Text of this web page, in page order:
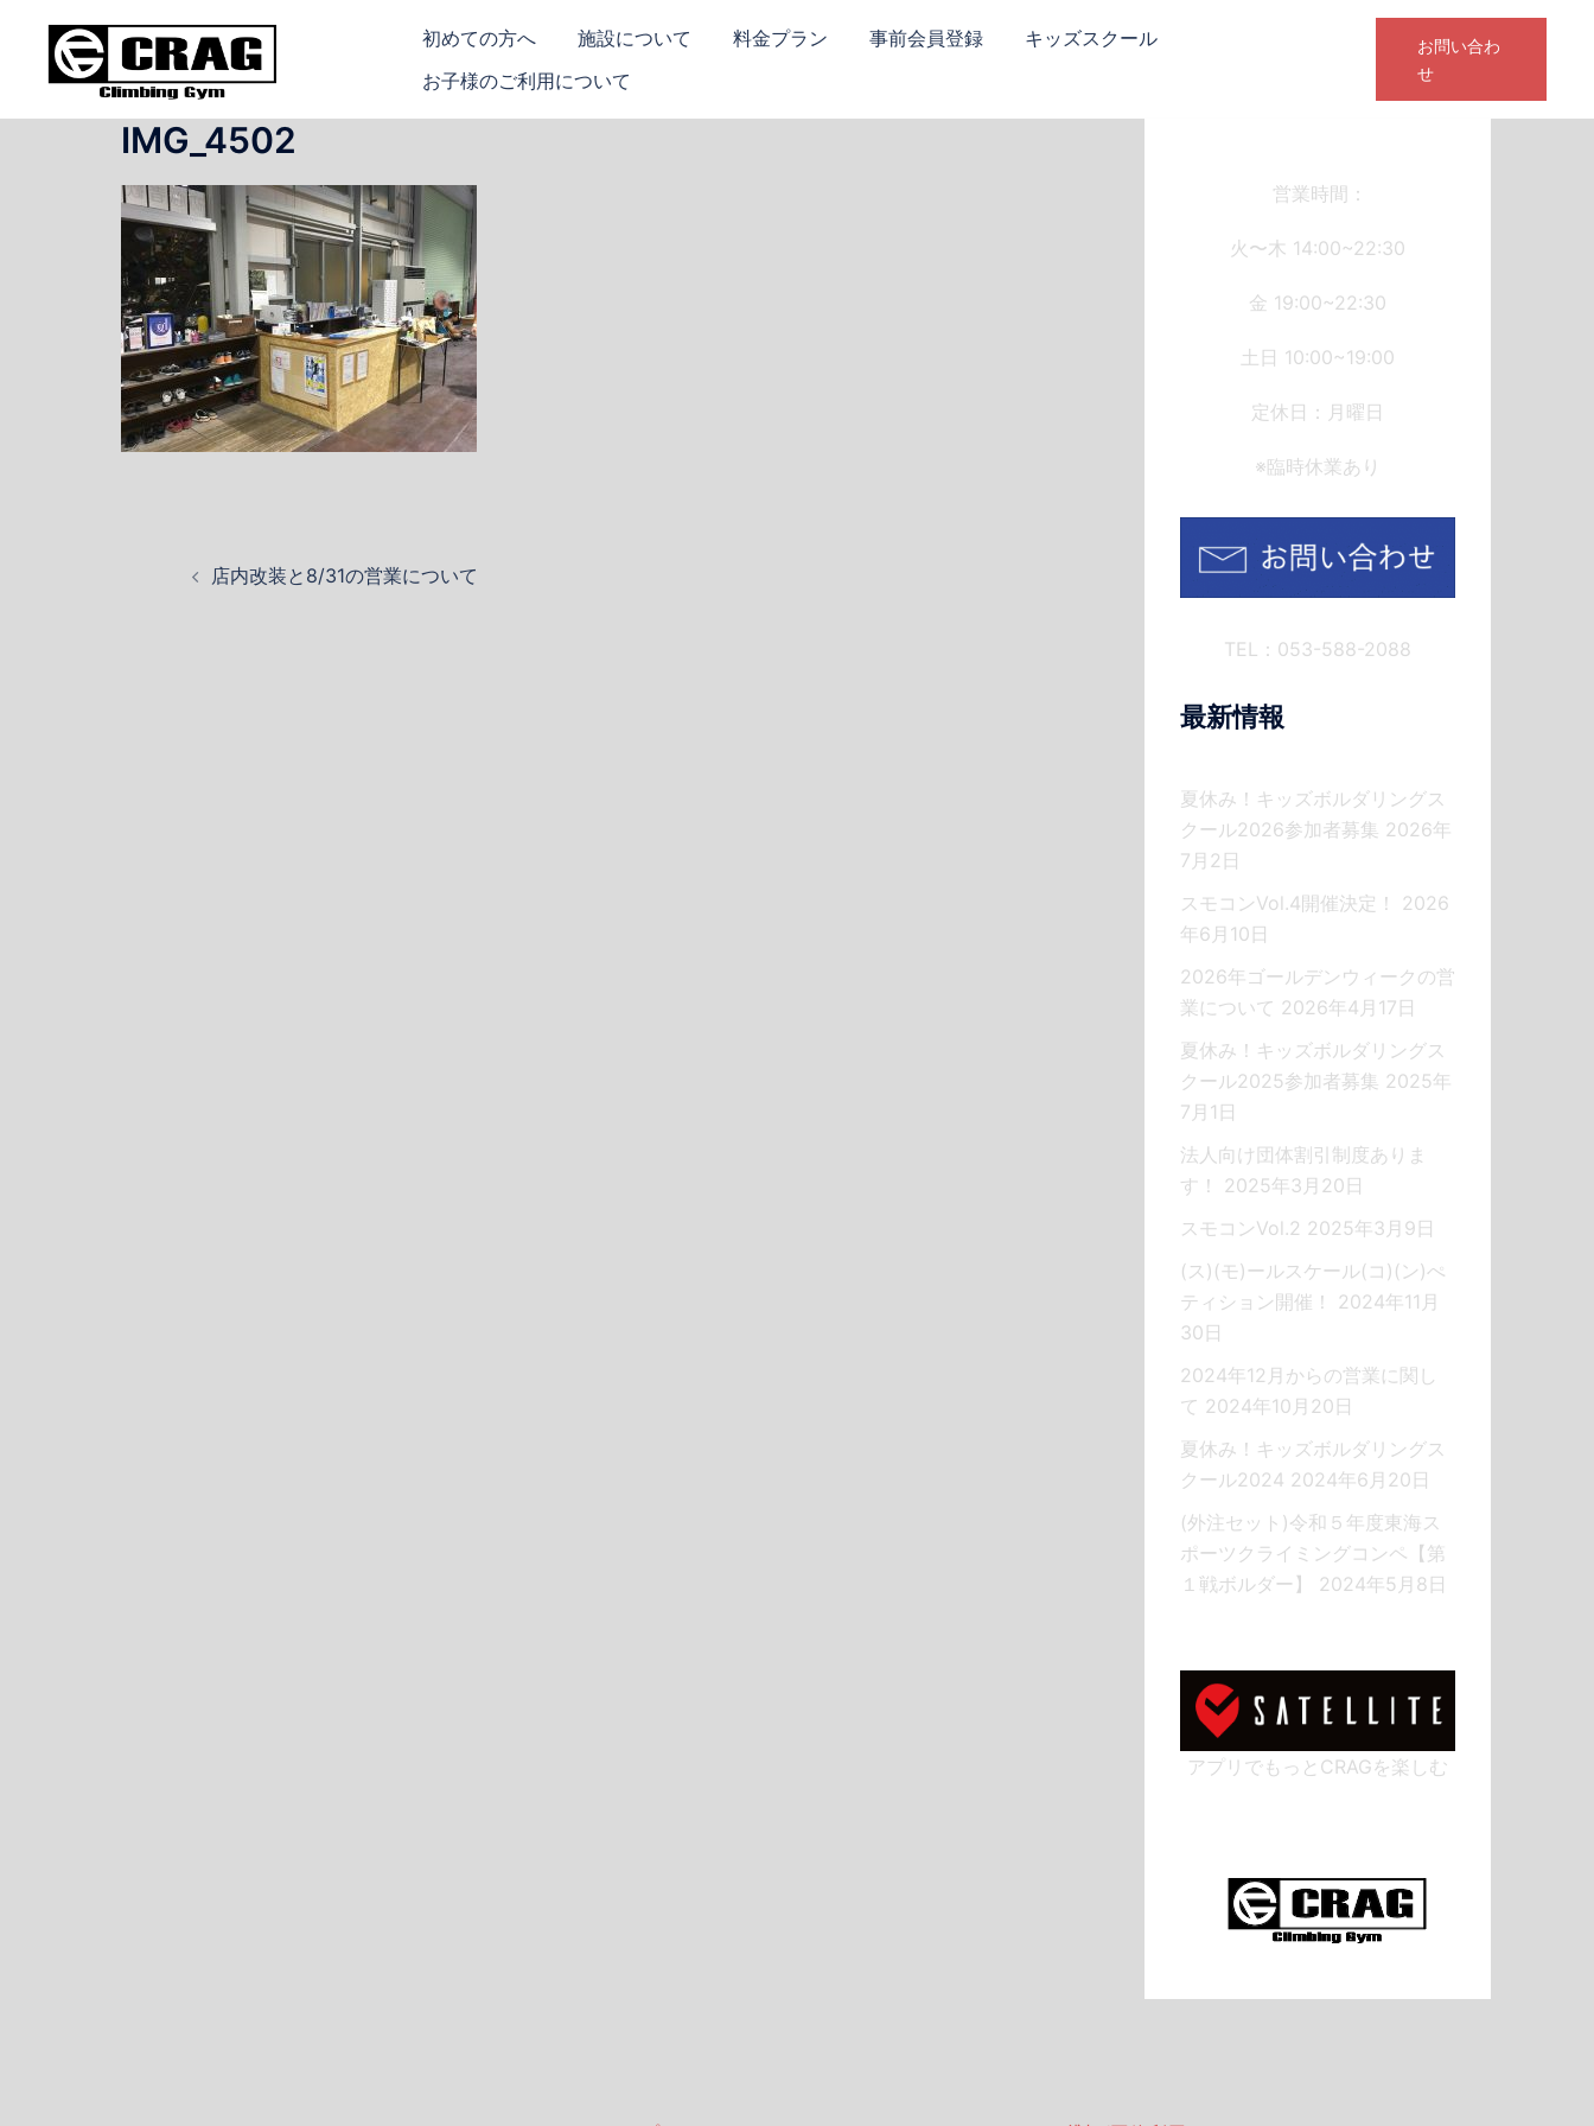
初めての方へ 施設について 料金プラン 事前会員登録
キッズスクール
お子様のご利用について
お問い合わ
せ
IMG_4502
店内改装と8/31の営業について
営業時間：
火〜木 14:00~22:30
金 19:00~22:30
土日 10:00~19:00
定休日：月曜日
※臨時休業あり
TEL：053-588-2088
最新情報
夏休み！キッズボルダリングス
クール2026参加者募集 2026年
7月2日
スモコンVol.4開催決定！
2026
年6月10日
2026年ゴールデンウィークの営
業について 2026年4月17日
夏休み！キッズボルダリングス
クール2025参加者募集 2025年
7月1日
法人向け団体割引制度ありま
す！
2025年3月20日
スモコンVol.2 2025年3月9日
(ス)(モ)ールスケール(コ)(ン)ぺ
ティション開催！
2024年11月
30日
2024年12月からの営業に関し
て 2024年10月20日
夏休み！キッズボルダリングス
クール2024 2024年6月20日
(外注セット)令和５年度東海ス
ポーツクライミングコンペ【第
１戦ボルダー】
2024年5月8日
アプリでもっとCRAGを楽しむ